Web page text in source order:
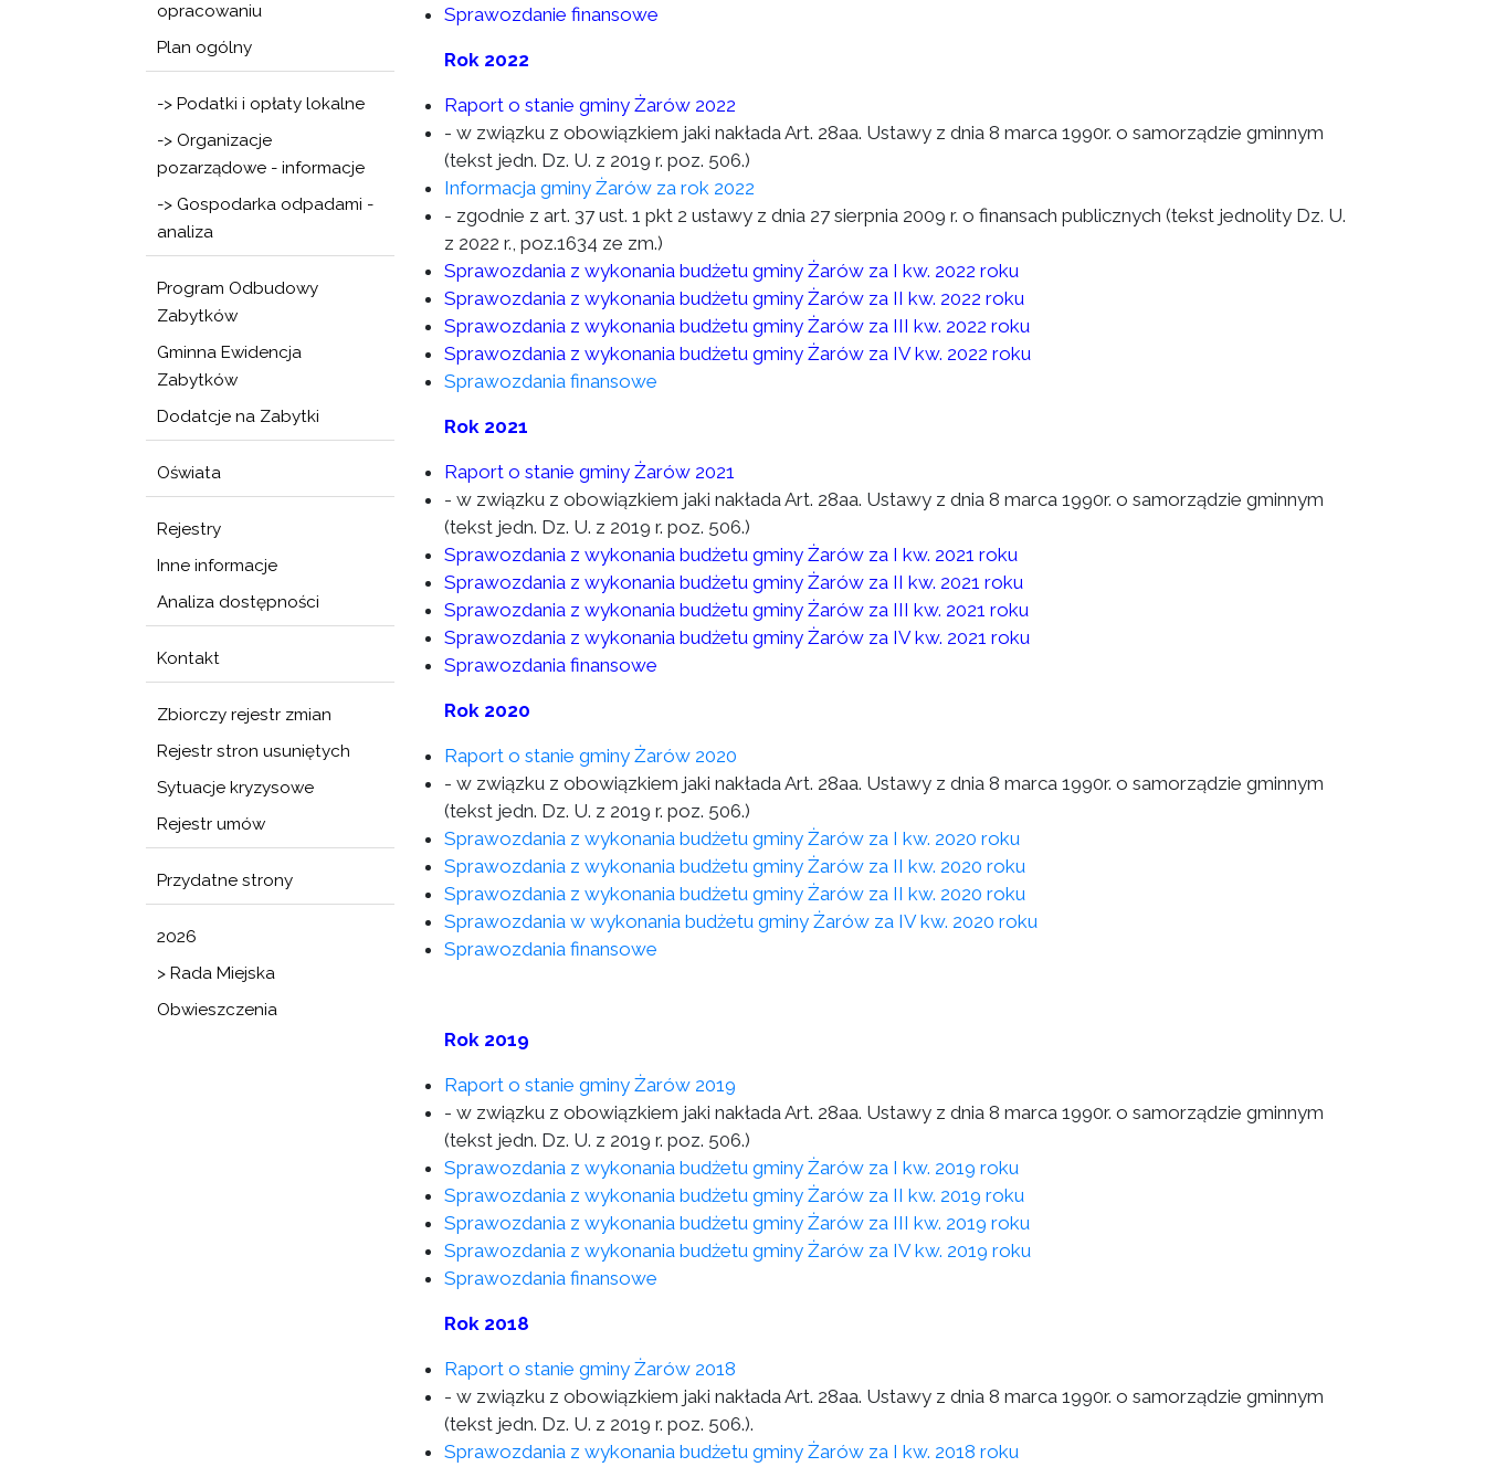
opracowaniu
Plan ogólny
-> Podatki i opłaty lokalne
-> Organizacje
pozarządowe - informacje
-> Gospodarka odpadami -
analiza
Program Odbudowy
Zabytków
Gminna Ewidencja
Zabytków
Dodatcje na Zabytki
Oświata
Rejestry
Inne informacje
Analiza dostępności
Kontakt
Zbiorczy rejestr zmian
Rejestr stron usuniętych
Sytuacje kryzysowe
Rejestr umów
Przydatne strony
2026
> Rada Miejska
Obwieszczenia
Sprawozdanie finansowe
Rok 2022
Raport o stanie gminy Żarów 2022
- w związku z obowiązkiem jaki nakłada Art. 28aa. Ustawy z dnia 8 marca 1990r. o samorządzie gminnym
(tekst jedn. Dz. U. z 2019 r. poz. 506.)
Informacja gminy Żarów za rok 2022
- zgodnie z art. 37 ust. 1 pkt 2 ustawy z dnia 27 sierpnia 2009 r. o finansach publicznych (tekst jednolity Dz. U.
z 2022 r., poz.1634 ze zm.)
Sprawozdania z wykonania budżetu gminy Żarów za I kw. 2022 roku
Sprawozdania z wykonania budżetu gminy Żarów za II kw. 2022 roku
Sprawozdania z wykonania budżetu gminy Żarów za III kw. 2022 roku
Sprawozdania z wykonania budżetu gminy Żarów za IV kw. 2022 roku
Sprawozdania finansowe
Rok 2021
Raport o stanie gminy Żarów 2021
- w związku z obowiązkiem jaki nakłada Art. 28aa. Ustawy z dnia 8 marca 1990r. o samorządzie gminnym
(tekst jedn. Dz. U. z 2019 r. poz. 506.)
Sprawozdania z wykonania budżetu gminy Żarów za I kw. 2021 roku
Sprawozdania z wykonania budżetu gminy Żarów za II kw. 2021 roku
Sprawozdania z wykonania budżetu gminy Żarów za III kw. 2021 roku
Sprawozdania z wykonania budżetu gminy Żarów za IV kw. 2021 roku
Sprawozdania finansowe
Rok 2020
Raport o stanie gminy Żarów 2020
- w związku z obowiązkiem jaki nakłada Art. 28aa. Ustawy z dnia 8 marca 1990r. o samorządzie gminnym
(tekst jedn. Dz. U. z 2019 r. poz. 506.)
Sprawozdania z wykonania budżetu gminy Żarów za I kw. 2020 roku
Sprawozdania z wykonania budżetu gminy Żarów za II kw. 2020 roku
Sprawozdania z wykonania budżetu gminy Żarów za II kw. 2020 roku
Sprawozdania w wykonania budżetu gminy Żarów za IV kw. 2020 roku
Sprawozdania finansowe
Rok 2019
Raport o stanie gminy Żarów 2019
- w związku z obowiązkiem jaki nakłada Art. 28aa. Ustawy z dnia 8 marca 1990r. o samorządzie gminnym
(tekst jedn. Dz. U. z 2019 r. poz. 506.)
Sprawozdania z wykonania budżetu gminy Żarów za I kw. 2019 roku
Sprawozdania z wykonania budżetu gminy Żarów za II kw. 2019 roku
Sprawozdania z wykonania budżetu gminy Żarów za III kw. 2019 roku
Sprawozdania z wykonania budżetu gminy Żarów za IV kw. 2019 roku
Sprawozdania finansowe
Rok 2018
Raport o stanie gminy Żarów 2018
- w związku z obowiązkiem jaki nakłada Art. 28aa. Ustawy z dnia 8 marca 1990r. o samorządzie gminnym
(tekst jedn. Dz. U. z 2019 r. poz. 506.).
Sprawozdania z wykonania budżetu gminy Żarów za I kw. 2018 roku